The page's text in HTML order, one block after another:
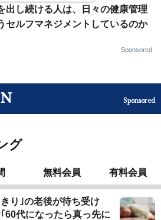
出し続ける人は、日々の健康管理
セルフマネジメントしているのか
Sponsored
Sponsored
グ
無料会員 有料会員
り｣の老後が待ち受け
60代になったら真っ先に